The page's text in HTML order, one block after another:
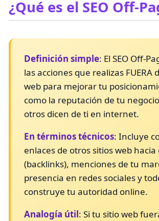
¿Qué es el SEO Off-
Definición simple: El SEO Off-
las acciones que realizas FUERA
web para mejorar tu
como la reputación de tu
otros dicen de ti en internet.
En términos técnicos: Incluye
enlaces de otros sitios web hacia
(backlinks), menciones de tu
presencia en redes sociales y
construye tu autoridad online.
Analogía útil: Si tu sitio web